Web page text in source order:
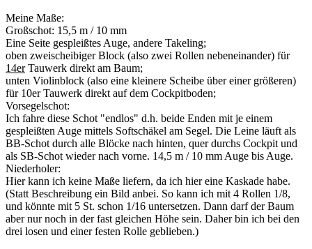
Meine Maße:
Großschot: 15,5 m / 10 mm
Eine Seite gespleißtes Auge, andere Takeling;
oben zweischeibiger Block (also zwei Rollen nebeneinander) für
14erTauwerk direkt am Baum;
unten Violinblock (also eine kleinere Scheibe über einer größeren)
für 10er Tauwerk direkt auf dem Cockpitboden;
Vorsegelschot:
Ich fahre diese Schot "endlos" d.h. beide Enden mit je einem
gespleißten Auge mittels Softschäkel am Segel. Die Leine läuft als
BB-Schot durch alle Blöcke nach hinten, quer durchs Cockpit und
als SB-Schot wieder nach vorne. 14,5 m / 10 mm Auge bis Auge.
Niederholer:
Hier kann ich keine Maße liefern, da ich hier eine Kaskade habe.
(Statt Beschreibung ein Bild anbei. So kann ich mit 4 Rollen 1/8,
und könnte mit 5 St. schon 1/16 untersetzen. Dann darf der Baum
aber nur noch in der fast gleichen Höhe sein. Daher bin ich bei den
drei losen und einer festen Rolle geblieben.)